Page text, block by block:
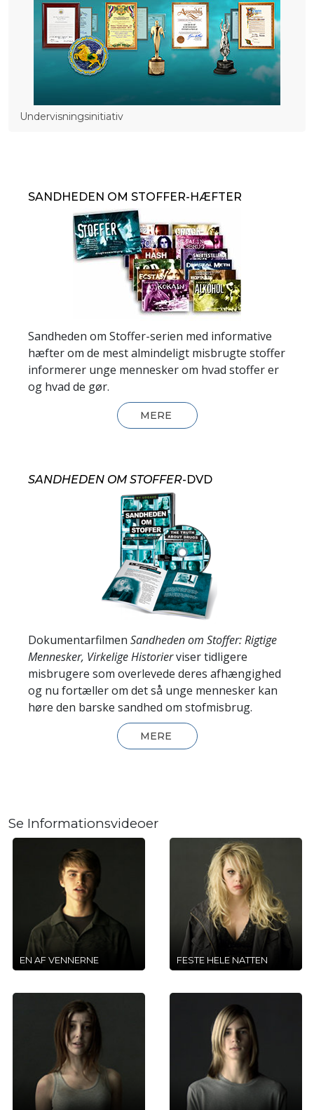
Undervisningsinitiativ
SANDHEDEN OM STOFFER-HÆFTER
Sandheden om Stoffer-serien med informative
hæfter om de mest almindeligt misbrugte stoffer
informerer unge mennesker om hvad stoffer er
og hvad de gør.
MERE
SANDHEDEN OM STOFFER-DVD
Dokumentarfilmen Sandheden om Stoffer: Rigtige
Mennesker, Virkelige Historierviser tidligere
misbrugere som overlevede deres afhængighed
og nu fortæller om det så unge mennesker kan
høre den barske sandhed om stofmisbrug.
MERE
Se Informationsvideoer
EN AF VENNERNE FESTE HELE NATTEN